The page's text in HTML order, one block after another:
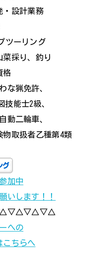
・設計業務
ツーリング
菜採り、釣り
格
な猟免許、
技能士2級、
動二輪車、
物取扱者乙種第4類
加中
いします！！
への
こちらへ